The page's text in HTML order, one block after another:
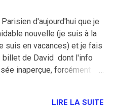
de fiesta, les bars aux
et c'était l'occasion
avant la messe :)
un peu venu aussi pour
que Kreator mais
de White
mais j'...
d'aujourd'hui que je
nouvelle (je suis à la
suis en vacances) et je fais
billet de David dont l'info
inaperçue, forcément
un club DSK à Aulnay,
LIRE LA SUITE